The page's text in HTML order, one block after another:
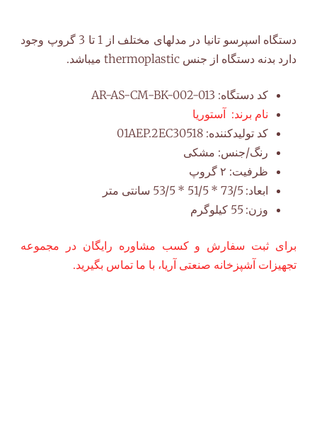
دستگاه اسپرسو تانیا در مدلهای مختلف از 1 تا 3 گروپ وجود
دارد بدنه دستگاه از جنس thermoplastic میباشد.
کد دستگاه: AR-AS-CM-BK-002-013
نام برند: آستوریا
کد تولیدکننده: 01AEP.2EC30518
رنگ/جنس: مشکی
ظرفیت: ۲ گروپ
ابعاد: 73/5 * 51/5 * 53/5 سانتی متر
وزن: 55 کیلوگرم
برای ثبت سفارش و کسب مشاوره رایگان در مجموعه
تجهیزات آشپزخانه صنعتی آریا، با ما تماس بگیرید.